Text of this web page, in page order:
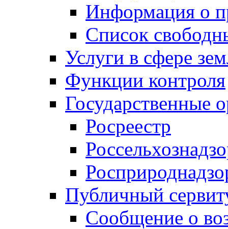
Информация о
Список
Услуги в сфере
Функции контроля
Государственные
Росреестр
Публичный
Сообщение о